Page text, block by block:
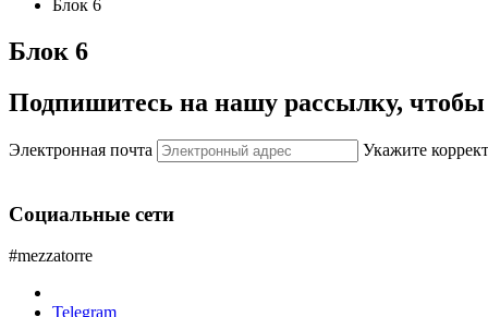
Блок 6
Блок 6
Подпишитесь на нашу рассылку, чтобы
Электронная почта Укажите
Социальные сети
#mezzatorre
Telegram